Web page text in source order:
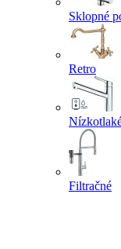
Sklopné
Retro
Filtračné